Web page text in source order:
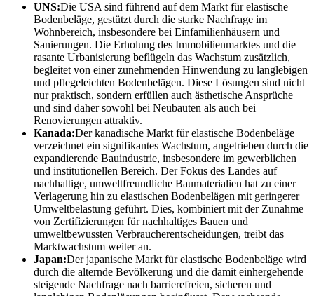
UNS:Die USA sind führend auf dem Markt für elastische
Bodenbeläge, gestützt durch die starke Nachfrage im
Wohnbereich, insbesondere bei Einfamilienhäusern und
Sanierungen. Die Erholung des Immobilienmarktes und die
rasante Urbanisierung beflügeln das Wachstum zusätzlich,
begleitet von einer zunehmenden Hinwendung zu langlebigen
und pflegeleichten Bodenbelägen. Diese Lösungen sind nicht
nur praktisch, sondern erfüllen auch ästhetische Ansprüche
und sind daher sowohl bei Neubauten als auch bei
Renovierungen attraktiv.
Kanada:Der kanadische Markt für elastische Bodenbeläge
verzeichnet ein signifikantes Wachstum, angetrieben durch die
expandierende Bauindustrie, insbesondere im gewerblichen
und institutionellen Bereich. Der Fokus des Landes auf
nachhaltige, umweltfreundliche Baumaterialien hat zu einer
Verlagerung hin zu elastischen Bodenbelägen mit geringerer
Umweltbelastung geführt. Dies, kombiniert mit der Zunahme
von Zertifizierungen für nachhaltiges Bauen und
umweltbewussten Verbraucherentscheidungen, treibt das
Marktwachstum weiter an.
Japan:Der japanische Markt für elastische Bodenbeläge wird
durch die alternde Bevölkerung und die damit einhergehende
steigende Nachfrage nach barrierefreien, sicheren und